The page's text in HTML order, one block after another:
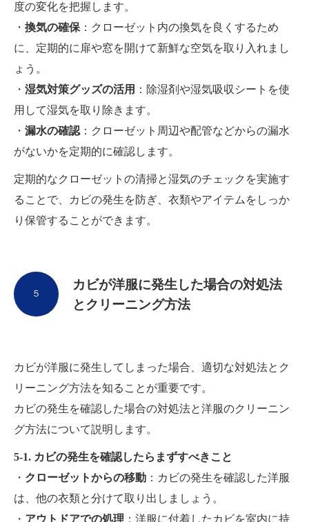
度の変化を把握します。
・ 換気の確保 ：クローゼット内の換気を良くするため
に、定期的に扉や窓を開けて新鮮な空気を取り入れまし
ょう。
・ 湿気対策グッズの活用 ：除湿剤や湿気吸収シートを使
用して湿気を取り除きます。
・ 漏水の確認 ：クローゼット周辺や配管などからの漏水
がないかを定期的に確認します。
定期的なクローゼットの清掃と湿気のチェックを実施す
ることで、カビの発生を防ぎ、衣類やアイテムをしっか
り保管することができます。
カビが洋服に発生した場合の対処法
とクリーニング方法
５
カビが洋服に発生してしまった場合、適切な対処法とク
リーニング方法を知ることが重要です。
カビの発生を確認した場合の対処法と洋服のクリーニン
グ方法について説明します。
5-1. カビの発生を確認したらまずすべきこと
・ クローゼットからの移動 ：カビの発生を確認した洋服
は、他の衣類と分けて取り出しましょう。
・ アウトドアでの処理 ：洋服に付着したカビを室内に持